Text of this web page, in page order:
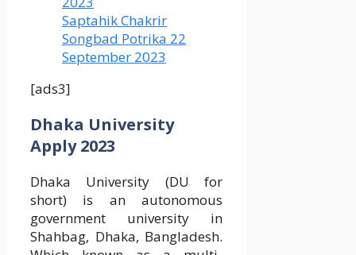
Saptahik Chakrir
Songbad Potrika 22
September 2023
[ads3]
Dhaka University
Apply 2023
Dhaka University (DU for
short) is an autonomous
government university in
Shahbag, Dhaka, Bangladesh.